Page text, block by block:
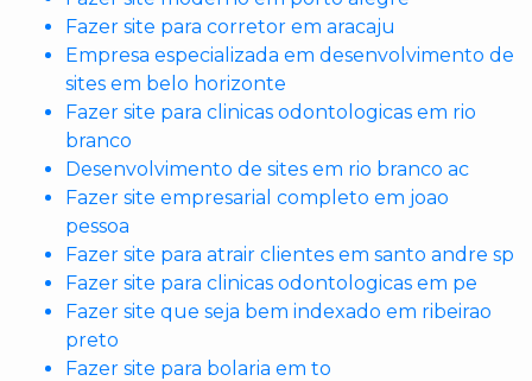
Fazer site para corretor em aracaju
Empresa especializada em desenvolvimento de
sites em belo horizonte
Fazer site para clinicas odontologicas em rio
branco
Desenvolvimento de sites em rio branco ac
Fazer site empresarial completo em joao
pessoa
Fazer site para atrair clientes em santo andre sp
Fazer site para clinicas odontologicas em pe
Fazer site que seja bem indexado em ribeirao
preto
Fazer site para bolaria em to